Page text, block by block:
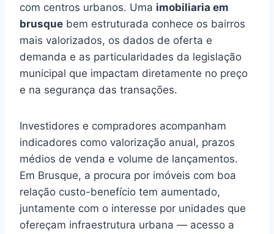
com centros urbanos. Uma imobiliaria em
brusque bem estruturada conhece os bairros
mais valorizados, os dados de oferta e
demanda e as particularidades da legislação
municipal que impactam diretamente no preço
e na segurança das transações.
Investidores e compradores acompanham
indicadores como valorização anual, prazos
médios de venda e volume de lançamentos.
Em Brusque, a procura por imóveis com boa
relação custo-benefício tem aumentado,
juntamente com o interesse por unidades que
ofereçam infraestrutura urbana — acesso a